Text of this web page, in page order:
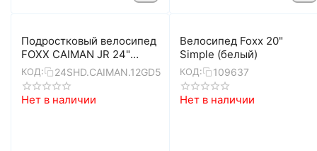
Подростковый велосипед
FOXX CAIMAN JR 24"
(золотой)
КОД: 24SHD.CAIMAN.12GD5
Нет в наличии
Велосипед Foxx 20"
Simple (белый)
КОД: 109637
Нет в наличии